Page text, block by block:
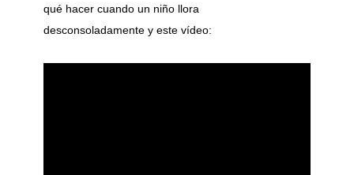
qué hacer cuando un niño llora
desconsoladamente y este vídeo: